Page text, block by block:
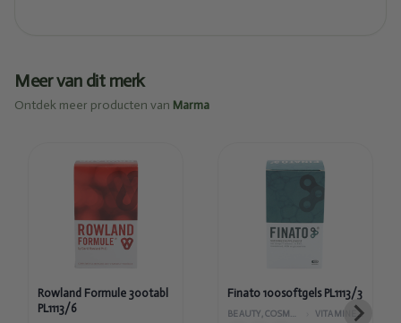
Meer van dit merk
Ontdek meer producten van Marma
Toegevoegd
Formule
PL1113/6
Rowland Formule 300tabl
PL1113/6
Toegevoegd
Finato 100softgels PL1113/3
BEAUTY, COSMETICA EN LICHAAMVERZORGING VITAMINES EN SUPPLEMENTEN